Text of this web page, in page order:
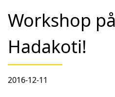
Workshop
Hadakoti!
2016-12-11